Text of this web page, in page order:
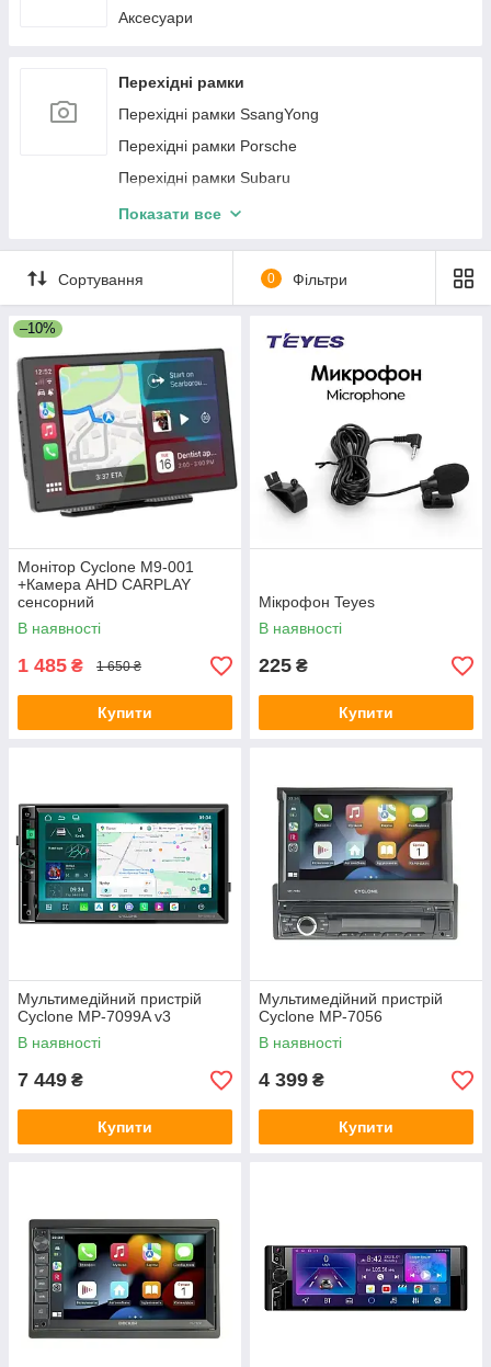
Аксесуари
Перехідні рамки
Перехідні рамки SsangYong
Перехідні рамки Porsche
Перехідні рамки Subaru
Перехідні рамки Fiat
Перехідні рамки Dodge
Перехідні рамки Peugeot
Перехідні рамки Chevrolet
Перехідні рамки Volkswagen
Перехідні рамки Mercedes-Benz
Перехідні рамки Renault
Перехідні рамки Mitsubishi
Перехідні рамки Lexus
Перехідні рамки Ford
Перехідні рамки BMW
Переодні рамки Seat
Перехідні рамки Hyundai
Перехідні рамки Toyota
Перехідні рамки Kia
Перехідні рамки Mazda
Перехідні рамки Skoda
Перехідні рамки Jeep
Перехідні рамки Acura
Показати все
Сортування 0 Фільтри
–10%
Монітор Cyclone M9-001
+Камера AHD CARPLAY
сенсорний
В наявності
1 485 ₴ 1 650 ₴
Купити
Мікрофон Teyes
В наявності
225 ₴
Купити
Мультимедійний пристрій
Cyclone MP-7099A v3
В наявності
7 449 ₴
Купити
Мультимедійний пристрій
Cyclone MP-7056
В наявності
4 399 ₴
Купити